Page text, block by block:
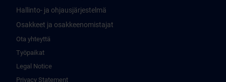
Hallinto- ja ohjausjärjestelmä
Osakkeet ja osakkeenomistajat
Ota yhteyttä
Työpaikat
Legal Notice
Privacy Statement